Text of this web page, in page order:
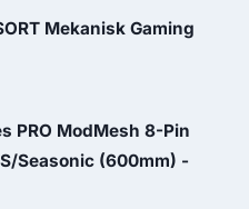
priceMekanisk Gaming
PRO ModMesh 8-Pin
Seasonic (600mm) -